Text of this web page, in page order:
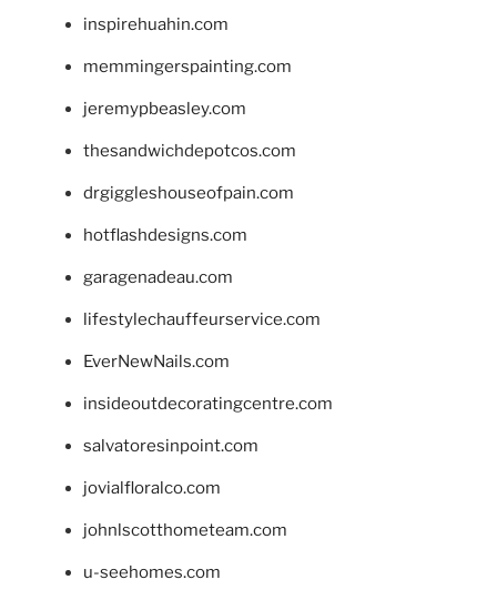
inspirehuahin.com
memmingerspainting.com
jeremypbeasley.com
thesandwichdepotcos.com
drgiggleshouseofpain.com
hotflashdesigns.com
garagenadeau.com
lifestylechauffeurservice.com
EverNewNails.com
insideoutdecoratingcentre.com
salvatoresinpoint.com
jovialfloralco.com
johnlscotthometeam.com
u-seehomes.com